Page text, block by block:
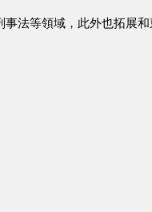
法等領域，此外也拓展